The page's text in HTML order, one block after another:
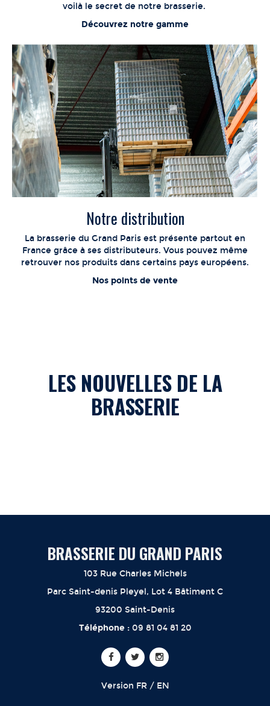
voilà le secret de notre brasserie.
Découvrez notre gamme
Notre distribution
La brasserie du Grand Paris est présente partout en
France grâce à ses distributeurs. Vous pouvez même
retrouver nos produits dans certains pays européens.
Nos points de vente
LES NOUVELLES DE LA
BRASSERIE
BRASSERIE DU GRAND PARIS
103 Rue Charles Michels
Parc Saint-denis Pleyel, Lot 4 Bâtiment C
93200 Saint-Denis
Téléphone : 09 81 04 81 20
Version FR/ EN